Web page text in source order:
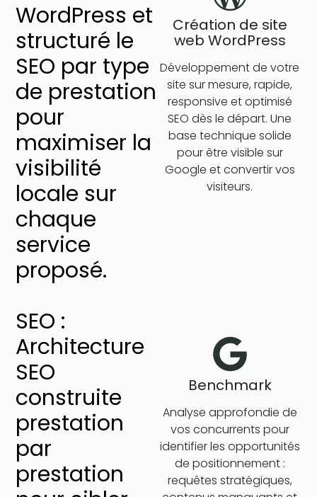
WordPress et
structuré le
SEO par type
de prestation
pour
maximiser la
visibilité
locale sur
chaque
service
proposé.
SEO :
Architecture
SEO
construite
prestation
par
prestation
Création de site
web WordPress
Développement de votre
site sur mesure, rapide,
responsive et optimisé
SEO dès le départ. Une
base technique solide
pour être visible sur
Google et convertir vos
visiteurs.
Benchmark
Analyse approfondie de
vos concurrents pour
identifier les opportunités
de positionnement :
requêtes stratégiques,